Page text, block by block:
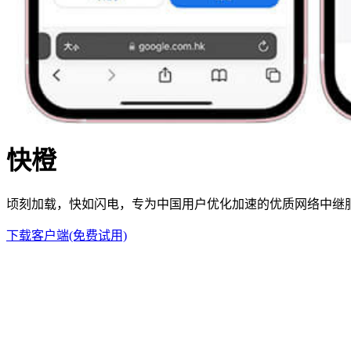
快橙
顷刻加载，快如闪电，专为中国用户优化加速的优质网络中继
下载客户端(免费试用)